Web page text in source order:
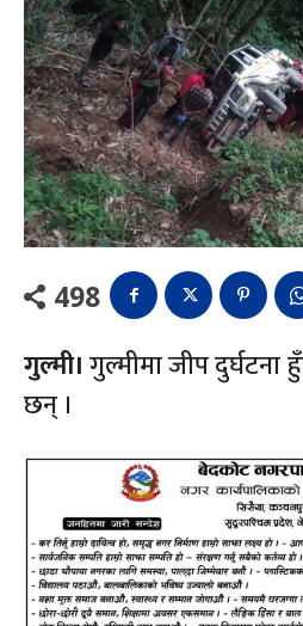
498
गुल्मी।गुल्मीमा जीप
छन् ।